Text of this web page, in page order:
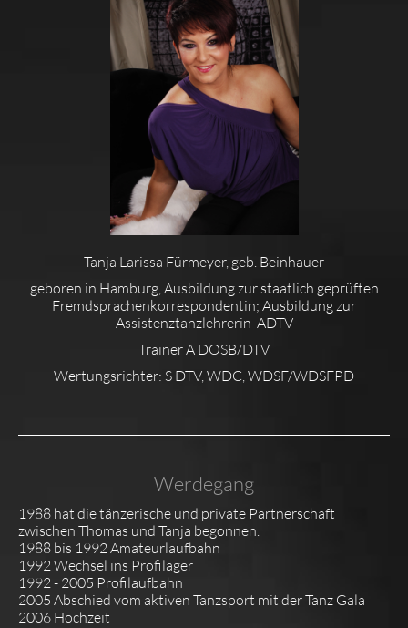
FOTOS
UNTERRICHT
Tanja Larissa Fürmeyer, geb. Beinhauer
geboren in Hamburg, Ausbildung zur staatlich geprüften
Fremdsprachenkorrespondentin; Ausbildung zur
Assistenztanzlehrerin ADTV
Trainer A DOSB/DTV
Wertungsrichter: S DTV, WDC, WDSF/WDSFPD
Werdegang
1988 hat die tänzerische und private Partnerschaft
zwischen Thomas und Tanja begonnen.
1988 bis 1992 Amateurlaufbahn
1992 Wechsel ins Profilager
1992 - 2005 Profilaufbahn
2005 Abschied vom aktiven Tanzsport mit der Tanz Gala
2006 Hochzeit